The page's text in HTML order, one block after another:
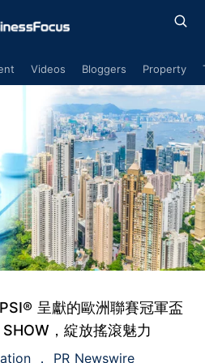
Videos Bloggers Property
呈獻的歐洲聯賽冠軍盃
，綻放搖滾魅力
PR Newswire